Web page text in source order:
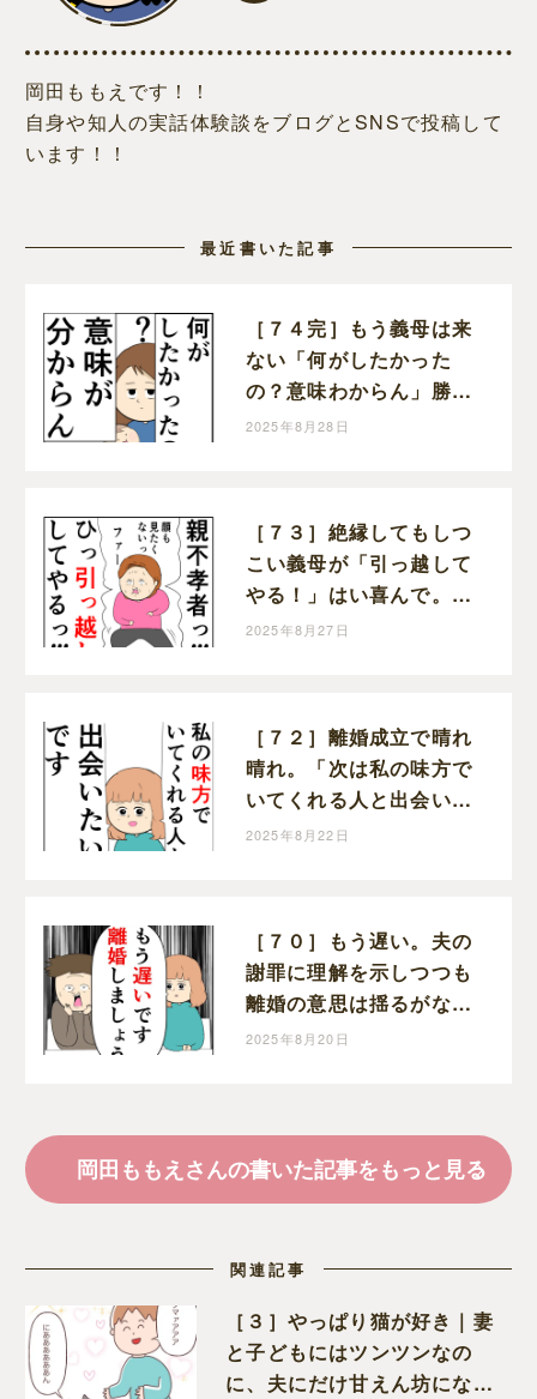
岡田ももえです！！
自身や知人の実話体験談をブログとSNSで投稿して
います！！
最近書いた記事
［７４完］もう義母は来
ない「何がしたかった
の？意味わからん」勝っ
た！クセ強義母に抗う嫁
2025年8月28日
［７３］絶縁してもしつ
こい義母が「引っ越して
やる！」はい喜んで。ク
セ強義母に抗う嫁達｜岡
2025年8月27日
［７２］離婚成立で晴れ
晴れ。「次は私の味方で
いてくれる人と出会いた
い」と前を向く。クセ強
2025年8月22日
［７０］もう遅い。夫の
謝罪に理解を示しつつも
離婚の意思は揺るがない
妻。クセ強義母に抗う嫁
2025年8月20日
岡田ももえさんの書いた記事をもっと見る
関連記事
［３］やっぱり猫が好き｜妻
と子どもにはツンツンなの
に、夫にだけ甘えん坊になる